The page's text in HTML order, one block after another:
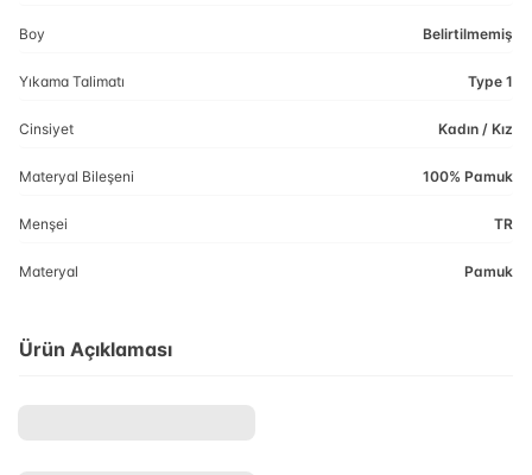
Boy Belirtilmemiş
Yıkama Talimatı Type 1
Cinsiyet Kadın / Kız
Materyal Bileşeni 100% Pamuk
Menşei TR
Materyal Pamuk
Ürün Açıklaması